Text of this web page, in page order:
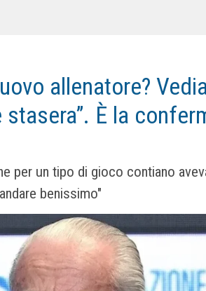
allenatore?
È la
per un tipo di gioco contiano
benissimo"